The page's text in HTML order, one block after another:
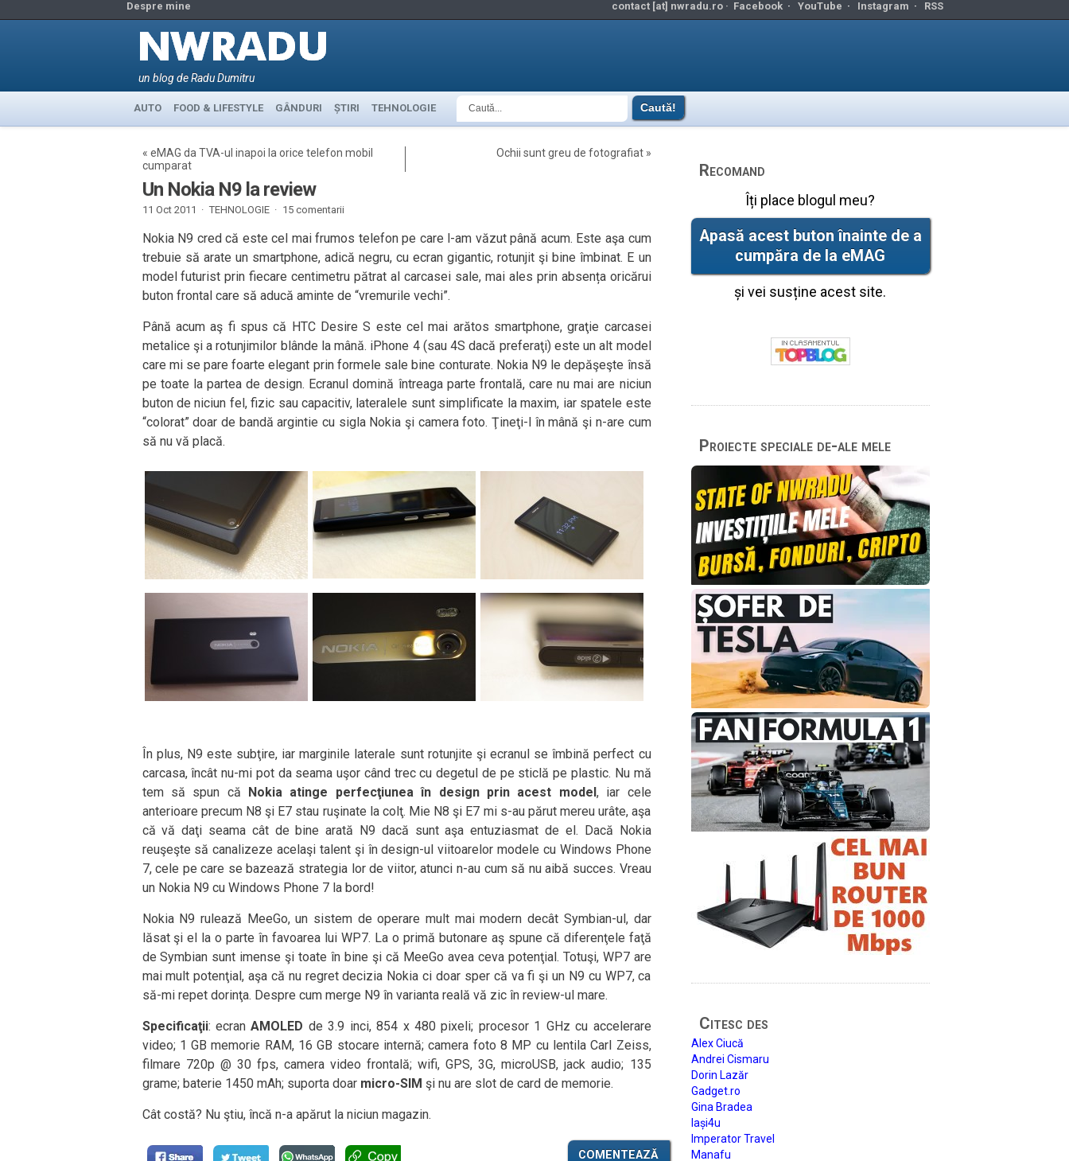
Despre mine contact [at] nwradu.ro · Facebook· YouTube · Instagram · RSS
un blog de Radu Dumitru
AUTO FOOD & LIFESTYLE GÂNDURI ȘTIRI TEHNOLOGIE
« eMAG da TVA-ul inapoi la orice telefon mobil
cumparat
Ochii sunt greu de fotografiat»
Un Nokia N9 la review
11 Oct 2011 · TEHNOLOGIE· 15 comentarii
Nokia N9 cred că este cel mai frumos telefon pe care l-am văzut până acum. Este aşa cum
trebuie să arate un smartphone, adică negru, cu ecran gigantic, rotunjit şi bine îmbinat. E un
model futurist prin fiecare centimetru pătrat al carcasei sale, mai ales prin absența oricărui
buton frontal care să aducă aminte de “vremurile vechi”.
Până acum aş fi spus că HTC Desire S este cel mai arătos smartphone, graţie carcasei
metalice şi a rotunjimilor blânde la mână. iPhone 4 (sau 4S dacă preferaţi) este un alt model
care mi se pare foarte elegant prin formele sale bine conturate. Nokia N9 le depăşeşte însă
pe toate la partea de design. Ecranul domină întreaga parte frontală, care nu mai are niciun
buton de niciun fel, fizic sau capacitiv, lateralele sunt simplificate la maxim, iar spatele este
“colorat” doar de bandă argintie cu sigla Nokia şi camera foto. Ţineţi-l în mână şi n-are cum
să nu vă placă.
În plus, N9 este subţire, iar marginile laterale sunt rotunjite şi ecranul se îmbină perfect cu
carcasa, încât nu-mi pot da seama uşor când trec cu degetul de pe sticlă pe plastic. Nu mă
tem să spun că Nokia atinge perfecţiunea în design prin acest model, iar cele
anterioare precum N8 şi E7 stau ruşinate la colţ. Mie N8 şi E7 mi s-au părut mereu urâte, aşa
că vă daţi seama cât de bine arată N9 dacă sunt aşa entuziasmat de el. Dacă Nokia
reuşeşte să canalizeze acelaşi talent şi în design-ul viitoarelor modele cu Windows Phone
7, cele pe care se bazează strategia lor de viitor, atunci n-au cum să nu aibă succes. Vreau
un Nokia N9 cu Windows Phone 7 la bord!
Nokia N9 rulează MeeGo, un sistem de operare mult mai modern decât Symbian-ul, dar
lăsat şi el la o parte în favoarea lui WP7. La o primă butonare aş spune că diferenţele faţă
de Symbian sunt imense şi toate în bine şi că MeeGo avea ceva potenţial. Totuşi, WP7 are
mai mult potenţial, aşa că nu regret decizia Nokia ci doar sper că va fi şi un N9 cu WP7, ca
să-mi repet dorinţa. Despre cum merge N9 în varianta reală vă zic în review-ul mare.
Specificaţii: ecranAMOLED de 3.9 inci, 854 x 480 pixeli; procesor 1 GHz cu accelerare
video; 1 GB memorie RAM, 16 GB stocare internă; camera foto 8 MP cu lentila Carl Zeiss,
filmare 720p @ 30 fps, camera video frontală; wifi, GPS, 3G, microUSB, jack audio; 135
grame; baterie 1450 mAh; suporta doar micro-SIM şi nu are slot de card de memorie.
Cât costă? Nu ştiu, încă n-a apărut la niciun magazin.
COMENTEAZĂ
Recomand
Îți place blogul meu?
Apasă acest buton înainte de a
cumpăra de la eMAG
și vei susține acest site.
Proiecte speciale de-ale mele
Citesc des
Alex Ciucă
Andrei Cismaru
Dorin Lazăr
Gadget.ro
Gina Bradea
Iași4u
Imperator Travel
Manafu